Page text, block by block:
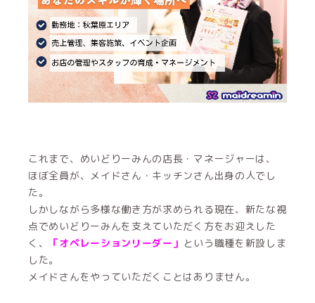
これまで、めいどりーみんの店長・マネージャーは、
ほぼ全員が、メイドさん・キッチンさん出身の人でし
た。
しかしながら多様な働き方が求められる現在、新たな視
点でめいどりーみんを支えていただく方をお迎えした
く、
「オペレーションリーダー」 という職種を新設しま
した。
メイドさんをやっていただくことはありません。